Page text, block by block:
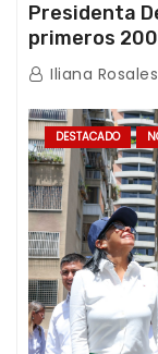
Presidenta
primeros
de los
Iliana Rosales
DESTACADO